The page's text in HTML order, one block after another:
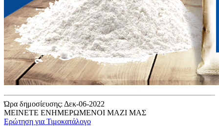
Ώρα δημοσίευσης: Δεκ-06-2022
ΜΕΙΝΕΤΕ ΕΝΗΜΕΡΩΜΕΝΟΙ ΜΑΖΙ ΜΑΣ
Ερώτηση για Τιμοκατάλογο